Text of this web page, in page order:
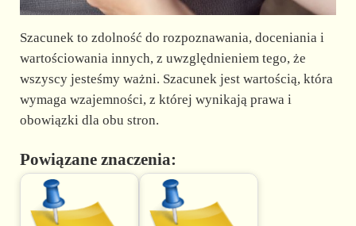
Szacunek to zdolność do rozpoznawania, doceniania i
wartościowania innych, z uwzględnieniem tego, że
wszyscy jesteśmy ważni. Szacunek jest wartością, która
wymaga wzajemności, z której wynikają prawa i
obowiązki dla obu stron.
Powiązane znaczenia: